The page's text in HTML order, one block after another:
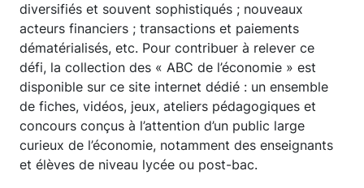
diversifiés et souvent sophistiqués ; nouveaux
acteurs financiers ; transactions et paiements
dématérialisés, etc. Pour contribuer à relever ce
défi, la collection des « ABC de l’économie » est
disponible sur ce site internet dédié : un ensemble
de fiches, vidéos, jeux, ateliers pédagogiques et
concours conçus à l’attention d’un public large
curieux de l’économie, notamment des enseignants
et élèves de niveau lycée ou post-bac.